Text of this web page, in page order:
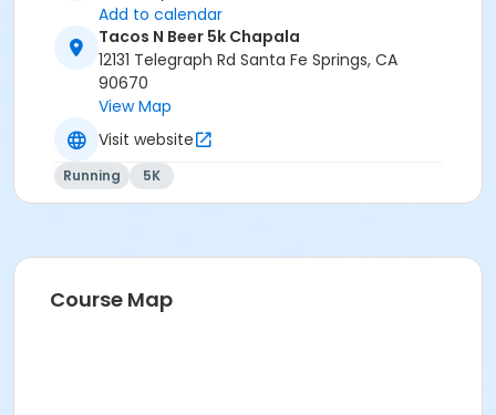
Add to calendar
Tacos N Beer 5k Chapala
12131 Telegraph Rd Santa Fe Springs, CA
90670
View Map
Visit website
Running 5K
Course Map